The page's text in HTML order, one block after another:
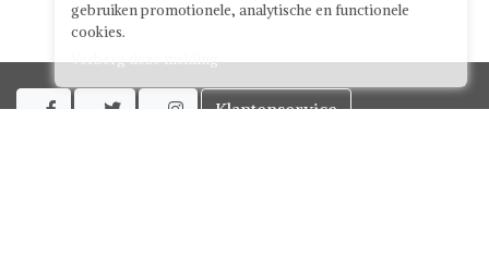
   Klantenservice
gebruiken promotionele, analytische en functionele
cookies.
Verberg deze melding